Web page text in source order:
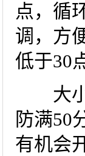
点，循
调，方
低于30
大小
防满50
有机会